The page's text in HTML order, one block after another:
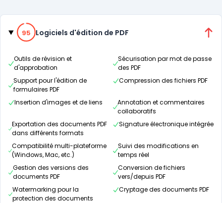
Catégories
95% de compatibilité
95 Logiciels d'édition de PDF
Outils de révision et
d'approbation
Sécurisation par mot de passe
des PDF
Support pour l'édition de
formulaires PDF
Compression des fichiers PDF
Insertion d'images et de liens
Annotation et commentaires
collaboratifs
Exportation des documents PDF
dans différents formats
Signature électronique intégrée
Compatibilité multi-plateforme
(Windows, Mac, etc.)
Suivi des modifications en
temps réel
Gestion des versions des
documents PDF
Conversion de fichiers
vers/depuis PDF
Watermarking pour la
protection des documents
Cryptage des documents PDF